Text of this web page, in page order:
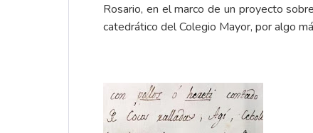
Rosario, en el marco de un proyecto
catedrático del Colegio Mayor, por algo